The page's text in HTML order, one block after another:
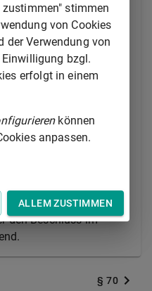
Mangel leidet und
oder
notwendig wäre und ein
beantragt. Das
hat die rechtliche
der
auch seiner
ist zu
gelten im
den Beschluss im
§ 70
stimmen
von Cookies
der Verwendung von
bzgl.
erfolgt in einem
können
anpassen.
ALLEM ZUSTIMMEN